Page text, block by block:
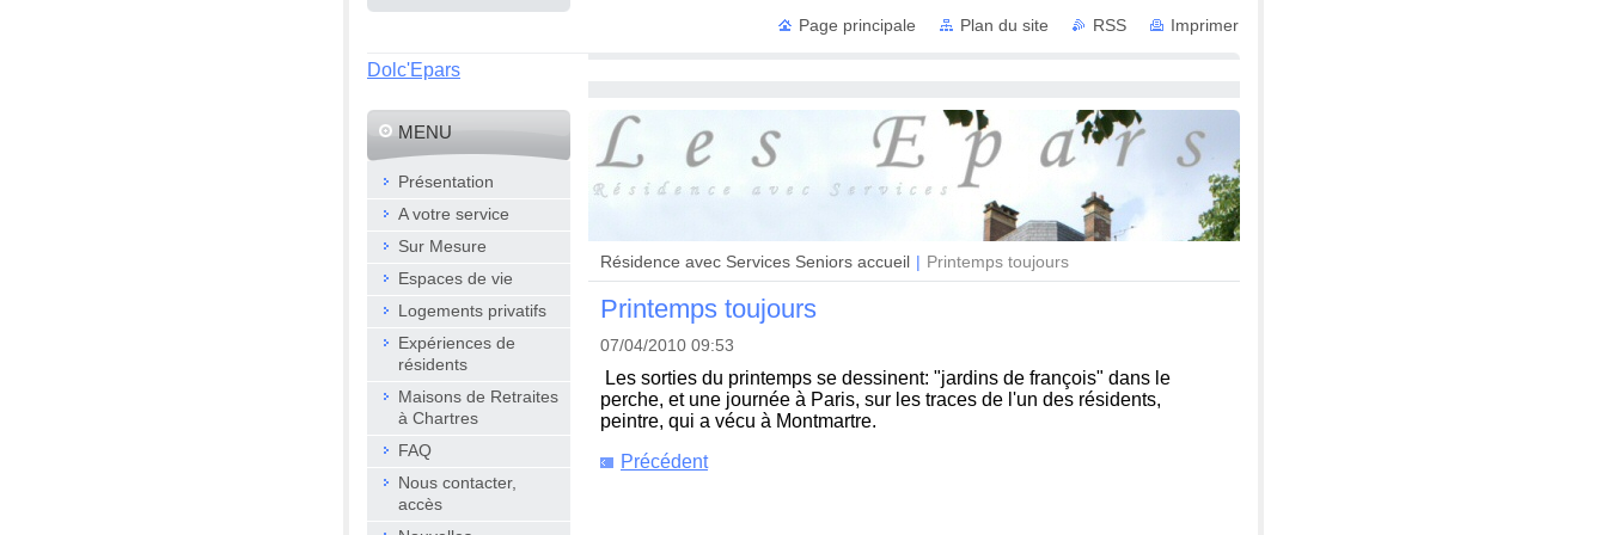
Dolc'Epars
Résidence avec Services
Résidence avec Services Seniors accueil Printemps toujours
Printemps toujours
07/04/2010 09:53
Les sorties du printemps se dessinent: "jardins de françois" dans le
perche, et une journée à Paris, sur les traces de l'un des résidents,
peintre, qui a vécu à Montmartre.
Précédent
MENU
Présentation
A votre service
Sur Mesure
Espaces de vie
Logements privatifs
Expériences de
résidents
Maisons de Retraites
à Chartres
FAQ
Nous contacter,
accès
Page principale Plan du site RSS Imprimer